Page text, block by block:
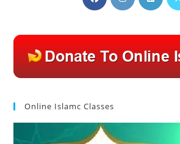
in
new
tab
in
new
tab
in
new
tab
Online Islamc Classes